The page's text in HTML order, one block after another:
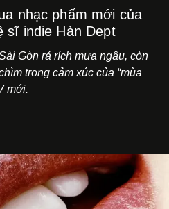
nhạc phẩm mới của
sĩ indie Hàn Dept
Gòn rả rích mưa ngâu, còn
trong cảm xúc của “mùa
mới.